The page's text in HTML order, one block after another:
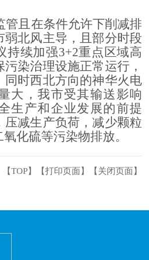
管且在条件允许下削减排
弱北风主导，且部分时段
持续加强3+2重点区域高
染治理设施正常运行，
同时西北方向的神华火电
大，我市受其输送影响
生产和企业发展的前提
减生产负荷，减少颗粒
化硫等污染物排放。
【TOP】 【打印页面 】【 关闭页面 】